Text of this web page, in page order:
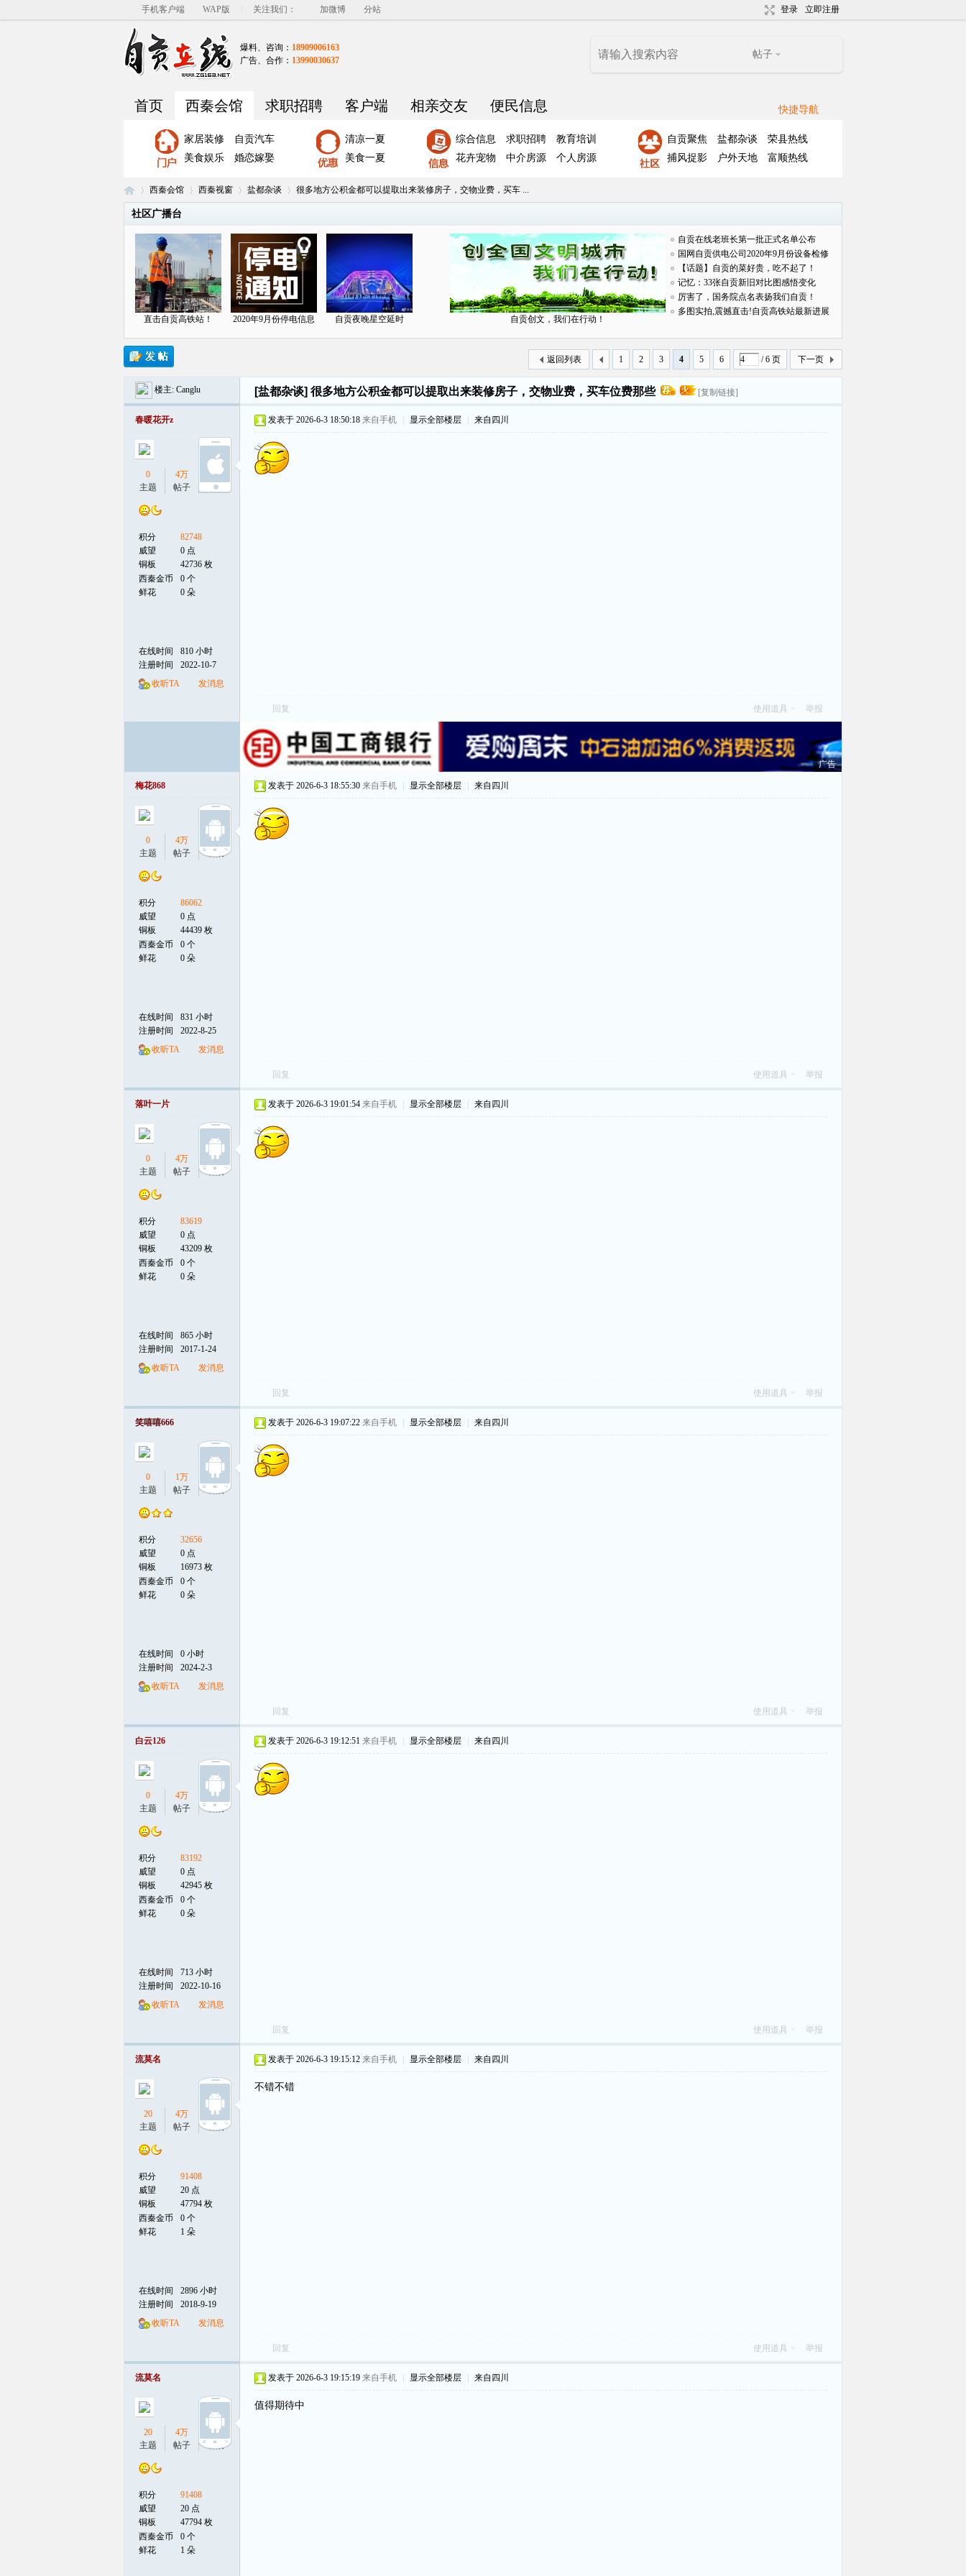
手机客户端 WAP版 关注我们： 加微博 分站 登录 立即注册
爆料、咨询： 18909006163
广告、合作： 13990030637
帖子
快捷导航
首页 西秦会馆 求职招聘 客户端 相亲交友 便民信息
家居装修
自贡汽车
美食娱乐
婚恋嫁娶
清凉一夏
美食一夏
综合信息 求职招聘
教育培训
花卉宠物
中介房源 个人房源
自贡聚焦 盐都杂谈
荣县热线
捕风捉影
户外天地 富顺热线
西秦会馆 西秦视窗 盐都杂谈
›
很多地方公积金都可以提取出来装修房子，交物业费，买车 ...
社区广播台
直击自贡高铁站！ 2020年9月份停电信息 自贡夜晚星空延时 自贡创文，我们在行动！
自贡在线老班长第一批正式名单公布
国网自贡供电公司2020年9月份设备检修
对外
【话题】自贡的菜好贵，吃不起了！
记忆：33张自贡新旧对比图感悟变化
厉害了，国务院点名表扬我们自贡！
多图实拍,震撼直击!自贡高铁站最新进展
1 2 3 4 5 6 / 6 页 下一页
返回列表
楼主: Canglu [盐都杂谈] 很多地方公积金都可以提取出来装修房子，交物业费，买车位费那些 [复制链接]
春暖花开z
0
主题
4万
帖子
0
听众
积分
82748
威望
0 点
铜板
42736 枚
西秦金币
0 个
鲜花
0 朵
在线时间
810 小时
注册时间
2022-10-7
收听TA
发消息
发表于 2026-6-3 18:50:18 来自手机 显示全部楼层 来自四川
回复 使用道具 举报
广告
梅花868
0
主题
4万
帖子
0
听众
积分
86062
威望
0 点
铜板
44439 枚
西秦金币
0 个
鲜花
0 朵
在线时间
831 小时
注册时间
2022-8-25
收听TA
发消息
发表于 2026-6-3 18:55:30 来自手机 显示全部楼层 来自四川
回复 使用道具 举报
落叶一片
0
主题
4万
帖子
0
听众
积分
83619
威望
0 点
铜板
43209 枚
西秦金币
0 个
鲜花
0 朵
在线时间
865 小时
注册时间
2017-1-24
收听TA
发消息
发表于 2026-6-3 19:01:54 来自手机 显示全部楼层 来自四川
回复 使用道具 举报
笑嘻嘻666
0
主题
1万
帖子
0
听众
积分
32656
威望
0 点
铜板
16973 枚
西秦金币
0 个
鲜花
0 朵
在线时间
0 小时
注册时间
2024-2-3
收听TA
发消息
发表于 2026-6-3 19:07:22 来自手机 显示全部楼层 来自四川
回复 使用道具 举报
白云126
0
主题
4万
帖子
0
听众
积分
83192
威望
0 点
铜板
42945 枚
西秦金币
0 个
鲜花
0 朵
在线时间
713 小时
注册时间
2022-10-16
收听TA
发消息
发表于 2026-6-3 19:12:51 来自手机 显示全部楼层 来自四川
回复 使用道具 举报
流莫名
20
主题
4万
帖子
6
听众
积分
91408
威望
20 点
铜板
47794 枚
西秦金币
0 个
鲜花
1 朵
在线时间
2896 小时
注册时间
2018-9-19
收听TA
发消息
发表于 2026-6-3 19:15:12 来自手机 显示全部楼层 来自四川
不错不错
回复 使用道具 举报
流莫名
20
主题
4万
帖子
6
听众
积分
91408
威望
20 点
铜板
47794 枚
西秦金币
0 个
鲜花
1 朵
发表于 2026-6-3 19:15:19 来自手机 显示全部楼层 来自四川
值得期待中